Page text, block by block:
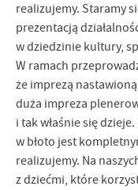
realizujemy. Staramy
prezentacją
w dziedzinie kultury,
W ramach
że imprezą
duża impreza
i tak właśnie się
w błoto jest
realizujemy. Na
z dziećmi, które